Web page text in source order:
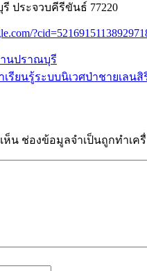
ประจวบคีรีขันธ์ 77220
นปราณบุรี
รียนรู้ระบบนิเวศป่าชายเลน
ห็น ช่องข้อมูลจำเป็นถูกทำเค